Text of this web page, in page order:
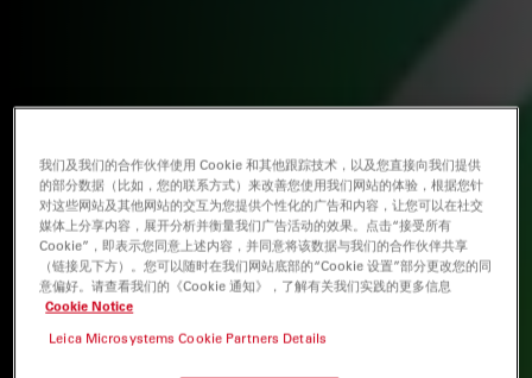
我们及我们的合作伙伴使用 Cookie 和其他跟踪技术，以及您直接向我们提供
的部分数据（比如，您的联系方式）来改善您使用我们网站的体验，根据您针
对这些网站及其他网站的交互为您提供个性化的广告和内容，让您可以在社交
媒体上分享内容，展开分析并衡量我们广告活动的效果。点击“接受所有
Cookie”，即表示您同意上述内容，并同意将该数据与我们的合作伙伴共享
（链接见下方）。您可以随时在我们网站底部的“Cookie 设置”部分更改您的同
意偏好。请查看我们的《Cookie 通知》，了解有关我们实践的更多信息
Cookie Notice
Leica Microsystems Cookie Partners Details